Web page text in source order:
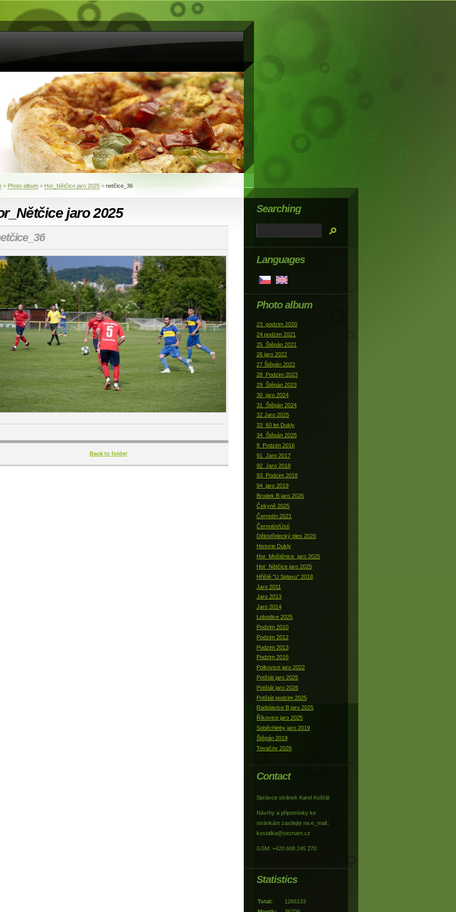
» Photo album » Hor_Nětčice jaro 2025 » netčice_36
jaro 2025
Back to folder
Languages
Photo album
23_podzim 2020
24 podzim 2021
25_Štěpán 2021
26 jaro 2022
27 Štěpán 2022
28_Podzim 2023
29_Štěpán 2023
30_jaro 2024
31_Štěpán 2024
32 Jaro 2025
33_60 let Dukly
34_Štěpán 2025
9_Podzim 2016
91_Jaro 2017
92_Jaro 2018
93_Podzim 2018
94_jaro 2019
Brodek B jaro 2026
Čekyně 2025
Černotín 2021
Černotín/Ústí
Dělostřelecký ples 2020
Historie Dukly
Hor_Moštěnice_jaro 2025
Hor_Nětčice jaro 2025
Hřiště "U Splavu" 2018
Jaro 2011
Jaro 2013
Jaro 2014
Lobodice 2025
Podzim 2010
Podzim 2012
Podzim 2013
Podzim 2015
Polkovice jaro 2022
Potštát jaro 2025
Potštát jaro 2026
Potštát podzim 2025
Radslavice B jaro 2025
Říkovice jaro 2025
Soběchleby jaro 2019
Štěpán 2019
Tovačov 2026
Contact
Správce stránek Karel Košťál
Návrhy a připomínky ke
stránkám zasílejte na e_mail.:
kostalka@seznam.cz
GSM: +420 608 245 270
Searching
Statistics
Total:
1266133